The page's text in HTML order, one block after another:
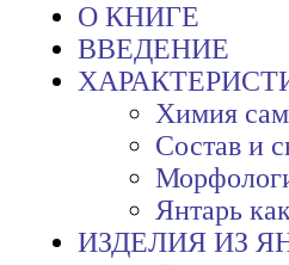
О КНИГЕ
ВВЕДЕНИЕ
Химия
Состав и
Янтарь
ИЗДЕЛИЯ ИЗ